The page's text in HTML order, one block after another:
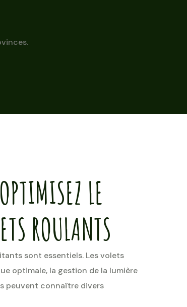
LE
ROULANTS
sont essentiels. Les volets
optimale, la gestion de la lumière
peuvent connaître divers